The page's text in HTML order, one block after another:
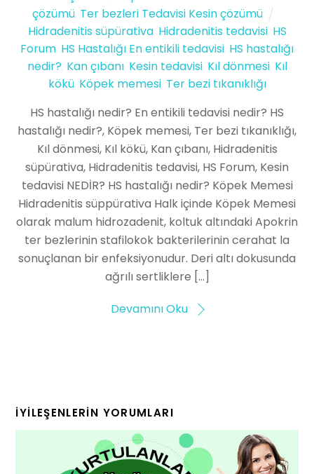
çözümü, Ter bezleri Tedavisi Kesin çözümü
Hidradenitis süpürativa, Hidradenitis tedavisi, HS
Forum HS Hastalığı En entikili tedavisi HS hastalığı
nedir? Kan çıbanı, Kesin tedavisi, Kıl dönmesi, Kıl
kökü, Köpek memesi, Ter bezi tıkanıklığı
HS hastalığı nedir? En entikili tedavisi nedir? HS
hastalığı nedir?, Köpek memesi, Ter bezi tıkanıklığı,
Kıl dönmesi, Kıl kökü, Kan çıbanı, Hidradenitis
süpürativa, Hidradenitis tedavisi, HS Forum, Kesin
tedavisi NEDİR? HS hastalığı nedir? Köpek Memesi
Hidradenitis süppürativa Halk içinde Köpek Memesi
olarak malum hidrozadenit, koltuk altındaki Apokrin
ter bezlerinin stafilokok bakterilerinin cerahat la
sonuçlanan bir enfeksiyonudur. Deri altı dokusunda
ağrılı sertliklere […]
Devamını Oku
İYILEŞENLERIN YORUMLARI